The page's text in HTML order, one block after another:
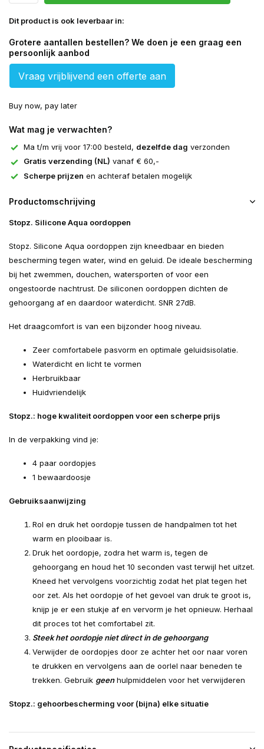
Dit product is ook leverbaar in:
Grotere aantallen bestellen? We doen je een graag een
persoonlijk aanbod
Vraag vrijblijvend een offerte aan
Buy now, pay later
Wat mag je verwachten?
Ma t/m vrij voor 17:00 besteld, dezelfde dag verzonden
Gratis verzending (NL) vanaf € 60,-
Scherpe prijzen en achteraf betalen mogelijk
Productomschrijving
Stopz. Silicone Aqua oordoppen
Stopz. Silicone Aqua oordoppen zijn kneedbaar en bieden
bescherming tegen water, wind en geluid. De ideale bescherming
bij het zwemmen, douchen, watersporten of voor een
ongestoorde nachtrust. De siliconen oordoppen dichten de
gehoorgang af en daardoor waterdicht. SNR 27dB.
Het draagcomfort is van een bijzonder hoog niveau.
Zeer comfortabele pasvorm en optimale geluidsisolatie.
Waterdicht en licht te vormen
Herbruikbaar
Huidvriendelijk
Stopz.: hoge kwaliteit oordoppen voor een scherpe prijs
In de verpakking vind je:
4 paar oordopjes
1 bewaardoosje
Gebruiksaanwijzing
Rol en druk het oordopje tussen de handpalmen tot het
warm en plooibaar is.
Druk het oordopje, zodra het warm is, tegen de
gehoorgang en houd het 10 seconden vast terwijl het uitzet.
Kneed het vervolgens voorzichtig zodat het plat tegen het
oor zet. Als het oordopje of het gevoel van druk te groot is,
knijp je er een stukje af en vervorm je het opnieuw. Herhaal
dit proces tot het comfortabel zit.
Steek het oordopje niet direct in de gehoorgang
Verwijder de oordopjes door ze achter het oor naar voren
te drukken en vervolgens aan de oorlel naar beneden te
trekken. Gebruik geenhulpmiddelen voor het verwijderen
Stopz.: gehoorbescherming voor (bijna) elke situatie